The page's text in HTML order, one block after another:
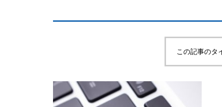
この記事のタ